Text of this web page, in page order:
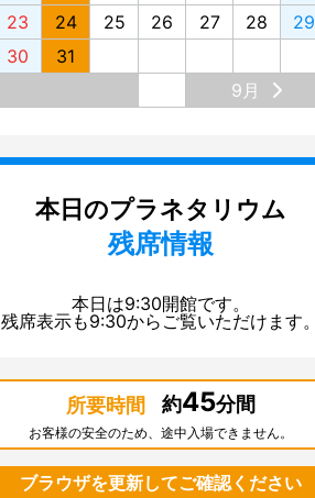
23
24 25 26 27 28
29
30
31
9月
本日のプラネタリウム
残席情報
本日は9:30開館です。
残席表示も9:30からご覧いただけます。
所要時間 約45分間
お客様の安全のため、途中入場できません。
ブラウザを更新してご確認ください